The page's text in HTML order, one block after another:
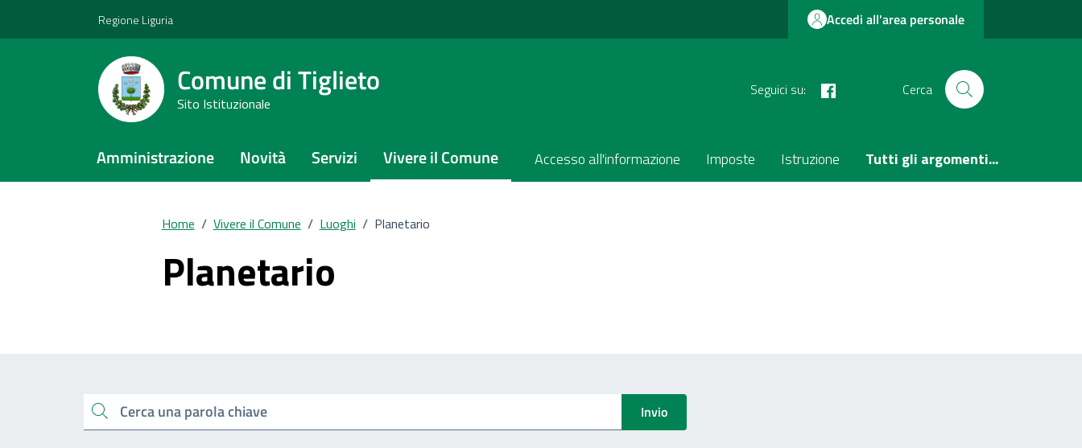
Regione Liguria Accedi all'area personale
Comune di Tiglieto
Sito Istituzionale
Seguici su: Cerca
Amministrazione Novità Servizi Vivere il Comune Accesso all'informazione Imposte Istruzione Tutti gli argomenti...
Home / Vivere il Comune / Luoghi / Planetario
Planetario
Cerca una parola chiave Invio